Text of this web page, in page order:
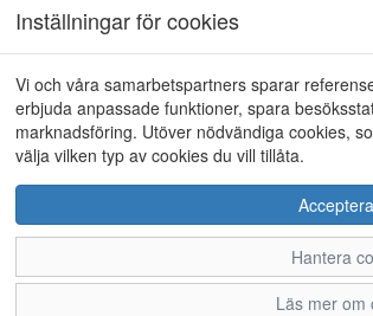
Inställningar för cookies
Vi och våra samarbetspartners sparar
erbjuda anpassade funktioner, spara
marknadsföring. Utöver nödvändiga cookies,
välja vilken typ av cookies du vill tillåta.
Hantera
Läs mer om
Allmänt
Om oss
Öppettider